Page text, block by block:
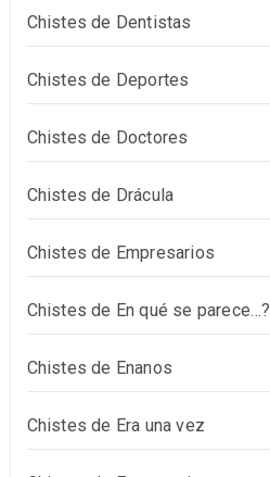
Chistes de Dentistas
Chistes de Deportes
Chistes de Doctores
Chistes de Drácula
Chistes de Empresarios
Chistes de En qué se parece…?
Chistes de Enanos
Chistes de Era una vez